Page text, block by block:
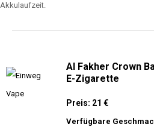
Akkulaufzeit.
Al Fakher Crown
E-Zigarette
Preis: 21 €
Verfügbare